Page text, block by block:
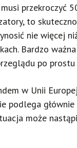
przekroczyć
to
nie więcej
Bardzo
po prostu
w Unii
podlega
może